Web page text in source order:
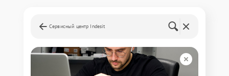
Сервисный центр Indesit